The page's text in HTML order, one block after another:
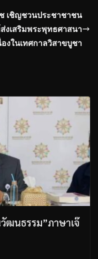
เชิญชวนประชาชาชน
เสริมพระพุทธศาสนา
องในเทศกาลวิสาขบูชา
ฒนธรรม”ภาษาเจ๊